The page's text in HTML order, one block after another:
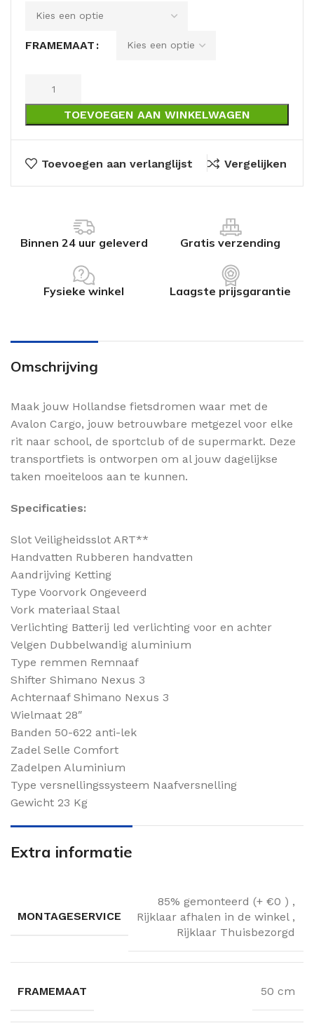
FRAMEMAAT
TOEVOEGEN AAN WINKELWAGEN
Toevoegen aan verlanglijst Vergelijken
Binnen 24 uur geleverd Gratis verzending
Fysieke winkel Laagste prijsgarantie
Omschrijving
Maak jouw Hollandse fietsdromen waar met de
Avalon Cargo, jouw betrouwbare metgezel voor elke
rit naar school, de sportclub of de supermarkt. Deze
transportfiets is ontworpen om al jouw dagelijkse
taken moeiteloos aan te kunnen.
Specificaties:
Slot Veiligheidsslot ART**
Handvatten Rubberen handvatten
Aandrijving Ketting
Type Voorvork Ongeveerd
Vork materiaal Staal
Verlichting Batterij led verlichting voor en achter
Velgen Dubbelwandig aluminium
Type remmen Remnaaf
Shifter Shimano Nexus 3
Achternaaf Shimano Nexus 3
Wielmaat 28″
Banden 50-622 anti-lek
Zadel Selle Comfort
Zadelpen Aluminium
Type versnellingssysteem Naafversnelling
Gewicht 23 Kg
Extra informatie
MONTAGESERVICE
85% gemonteerd (+ €0 ) ,
Rijklaar afhalen in de winkel ,
Rijklaar Thuisbezorgd
FRAMEMAAT 50 cm